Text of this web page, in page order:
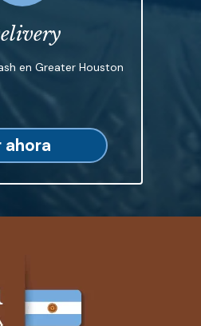
en Greater Houston
ahora